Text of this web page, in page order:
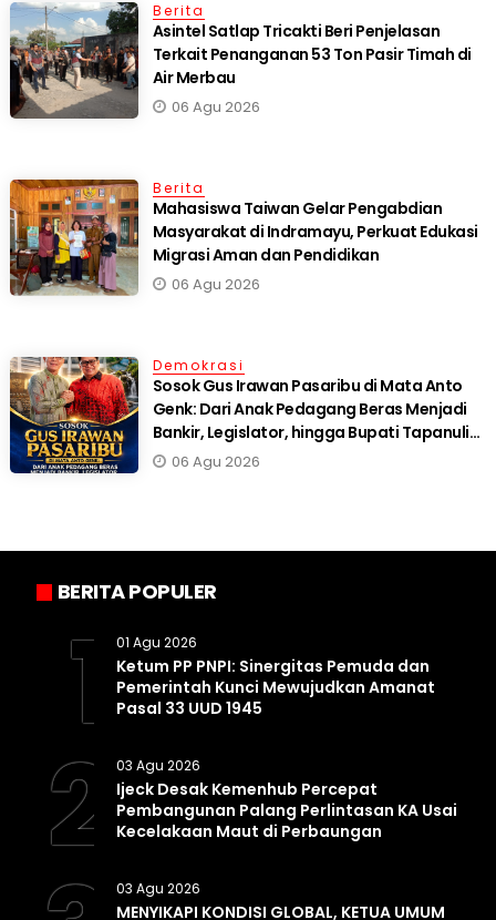
Berita
Asintel Satlap Tricakti Beri Penjelasan
Terkait Penanganan 53 Ton Pasir Timah di
Air Merbau
06 Agu 2026
Berita
Mahasiswa Taiwan Gelar Pengabdian
Masyarakat di Indramayu, Perkuat Edukasi
Migrasi Aman dan Pendidikan
06 Agu 2026
Demokrasi
Sosok Gus Irawan Pasaribu di Mata Anto
Genk: Dari Anak Pedagang Beras Menjadi
Bankir, Legislator, hingga Bupati Tapanuli
Selatan
06 Agu 2026
BERITA POPULER
1 01 Agu 2026
Ketum PP PNPI: Sinergitas Pemuda dan
Pemerintah Kunci Mewujudkan Amanat
Pasal 33 UUD 1945
2 03 Agu 2026
Ijeck Desak Kemenhub Percepat
Pembangunan Palang Perlintasan KA Usai
Kecelakaan Maut di Perbaungan
03 Agu 2026
MENYIKAPI KONDISI GLOBAL, KETUA UMUM